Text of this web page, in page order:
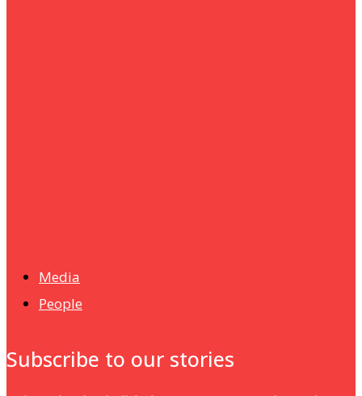
Media
People
Subscribe to our stories